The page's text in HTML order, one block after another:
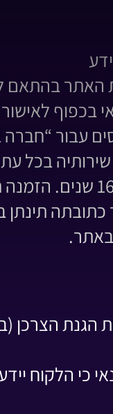
בהתאם
בכפוף
עבור
בכל
הזכאות לשימוש באתר
באתר.
כי הלקוח